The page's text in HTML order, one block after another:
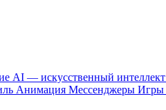
AI — искусственный интеллект
Анимация Мессенджеры Игры